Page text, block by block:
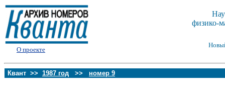
О проекте
физико-
Квант >> 1987 год >> номер 9